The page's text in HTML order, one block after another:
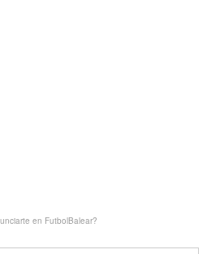
en FutbolBalear?